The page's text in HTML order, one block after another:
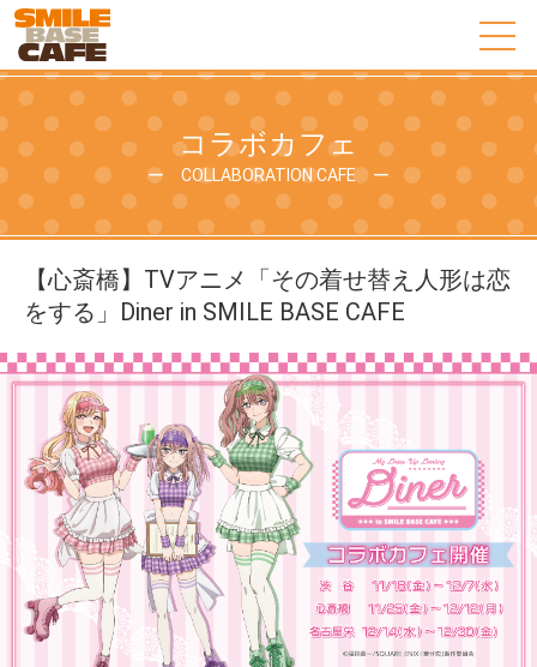
コラボカフェ
ー COLLABORATION CAFE ー
【心斎橋】TVアニメ「その着せ替え人形は恋
をする」Diner in SMILE BASE CAFE